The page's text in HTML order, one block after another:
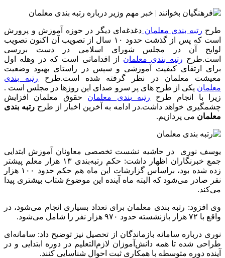
طرح رتبه بندی معلمان دغدغه‌ای دیگر در حوزه آموزش و پرورش
است که پس از گذشت حدود ۱۰ سال از تصویب آن اکنون تصویب
لوایح آن در مجلس شورای اسلامی در دست بررسی
است.طرح رتبه بندی معلمان از اقداماتی است که در وهله اول
برای ارتقای کیفیت آموزشی و سپس در راستای بهبود وضعیت
معیشت معلمان در نظر گرفته شده است.طرح رتبه بندی
معلمان یکی از طرح های پر سرو صدای این روزها در مجلس است .
زیرا با انجام طرح رتبه بندی معلمان حقوق معلمان افزایش
چشمگیری خواهد داشت.در ادامه به آخرین اخبار از طرحرتبه بندی
معلمان می پردازیم.
یوسف نوری در حاشیه نشست تخصصی معاونان آموزش ابتدایی
جمع خبرنگاران اظهار داشت: حکم رتبه‌بندی ۱۳ هزار معلم پیشتر
زده شده بود، براساس گزارشات این ماه هم حکم حدود ۱۰۰ هزار
نفر صادر می‌شود که البته ماه آینده این موضوع شتاب بیشتری پیدا
می‌کند.
وی افزود: رتبه بندی معلمان برای تعداد بسیاری انجام‌ می‌شود، در
واقع با ۷۲ هزار بازنشسته حدود ۹۷۰ هزار نفر را شامل می‌شود.
نوری درباره سامانه بازماندگان از تحصیل نیز توضیح داد: سامانه‌ای
طراحی شده تا همه دانش‌آموزان لازم‌التعلیم در دوره ابتدایی و در
آینده دوره متوسطه با همکاری ثبت احوال شناسایی کنند.